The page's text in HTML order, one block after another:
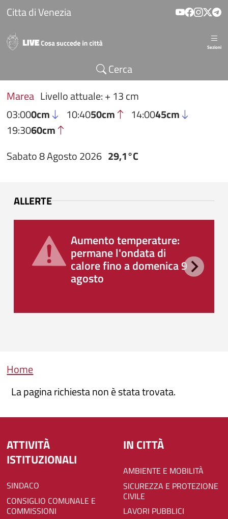
Salta al contenuto principale
Citta di Venezia
Sezioni
Cerca
Marea Livello attuale: + 13 cm
03:000cm 10:4050cm 14:0045cm
19:3060cm
Sabato 8 Agosto 2026 29,1°C
ALLERTE
Aumento temperature:
permane l'ondata di
calore fino a domenica 9
agosto
Briciole di pane
Home
La pagina richiesta non è stata trovata.
ATTIVITÀ
ISTITUZIONALI
SINDACO
CONSIGLIO COMUNALE E
COMMISSIONI
IN CITTÀ
AMBIENTE E MOBILITÀ
SICUREZZA E PROTEZIONE
CIVILE
LAVORI PUBBLICI